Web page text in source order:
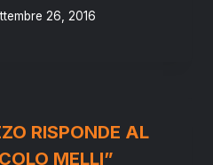
26, 2016
RISPONDE AL
MELLI”